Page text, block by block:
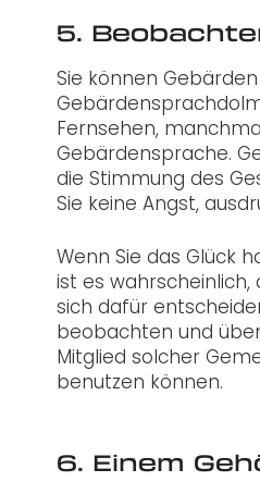
5.
Sie können
Fernsehen,
Gebärdensprache.
die Stimmung des
Sie keine Angst,
Wenn Sie das Glück
ist es wahrscheinlich,
sich dafür
beobachten und
Mitglied solcher
benutzen können.
6. Einem